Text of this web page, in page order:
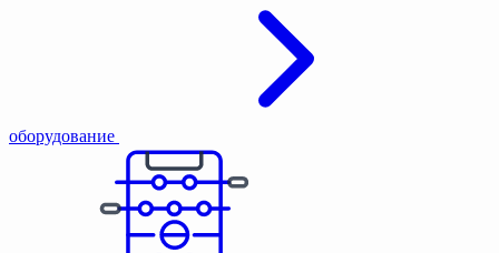
оборудование